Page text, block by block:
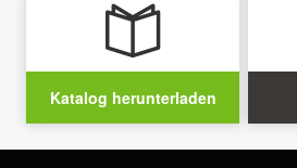
Katalog herunterladen